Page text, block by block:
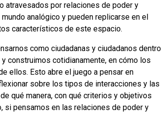
atravesados por relaciones de poder y
analógico y pueden replicarse en el
característicos de este espacio.
como ciudadanas y ciudadanos dentro
construimos cotidianamente, en cómo los
ellos. Esto abre el juego a pensar en
sobre los tipos de interacciones y las
qué manera, con qué criterios y objetivos
si pensamos en las relaciones de poder y